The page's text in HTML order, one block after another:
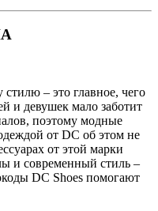
– это главное, чего
и девушек мало заботит
поэтому модные
от DC об этом не
от этой марки
и современный стиль –
DC Shoes помогают